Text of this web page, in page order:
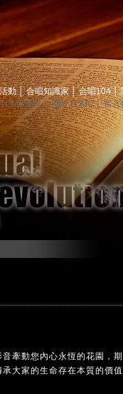
動│ 合唱知識家│ 合唱104│
TCMC會訊│ 關於TCMC│ 留
牽動您內心永恆的花園，
大家的生命存在本質的價值